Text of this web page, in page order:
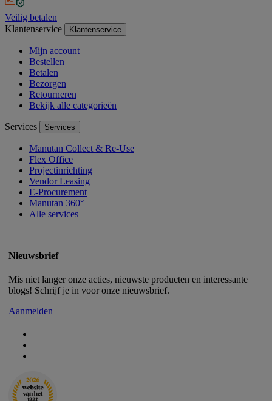
Veilig betalen
Klantenservice
Klantenservice
Mijn account
Bestellen
Betalen
Bezorgen
Retourneren
Bekijk alle categorieën
Services Services
Manutan Collect & Re-Use
Flex Office
Projectinrichting
Vendor Leasing
E-Procurement
Manutan 360°
Alle services
Nieuwsbrief
Mis niet langer onze acties, nieuwste producten en interessante
blogs! Schrijf je in voor onze nieuwsbrief.
Aanmelden